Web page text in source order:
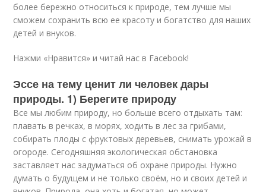
более бережно относиться к природе, тем лучше мы
сможем сохранить всю ее красоту и богатство для наших
детей и внуков.
Нажми «Нравится» и читай нас в Facebook!
Эссе на тему ценит ли человек дары
природы. 1) Берегите природу
Все мы любим природу, но больше всего отдыхать там:
плавать в речках, в морях, ходить в лес за грибами,
собирать плоды с фруктовых деревьев, снимать урожай в
огороде. Сегодняшняя экологическая обстановка
заставляет нас задуматься об охране природы. Нужно
думать о будущем и не только своём, но и своих детей и